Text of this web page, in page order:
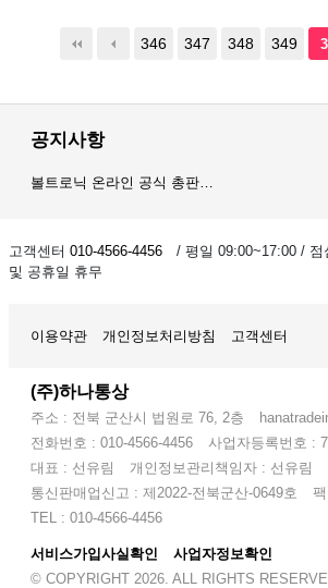
346 347 348 349
공지사항
볼트로닉 온라인 공식 총판…
고객센터 010-4566-4456 / 평일 09:00~17:00 / 점
및 공휴일 휴무
이용약관 개인정보처리방침 고객센터
(주)하나통상
주소 : 전북 군산시 법원로 76, 2층
전화번호 : 010-4566-4456
사업자등록번호 :
대표 : 선유림
개인정보관리책임자 : 선유림
통신판매업신고 : 제2022-전북군산-0649호
TEL : 010-4566-4456
서비스가입사실확인
사업자정보확인
© COPYRIGHT 2026. ALL RIGHTS